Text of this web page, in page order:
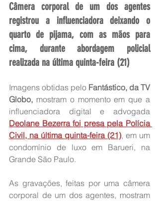
Câmera corporal de um dos agentes
registrou a influenciadora deixando o
quarto de pijama, com as mãos para
cima, durante abordagem policial
realizada na última quinta-feira (21)
Imagens obtidas pelo Fantástico, da TV
Globo, mostram o momento em que a
Deolane Bezerra foi presa pela Polícia
Civil, na última quinta-feira (21), em um
condomínio de luxo em Barueri, na
Grande São Paulo.
As gravações, feitas por uma câmera
corporal de um dos agentes, mostram